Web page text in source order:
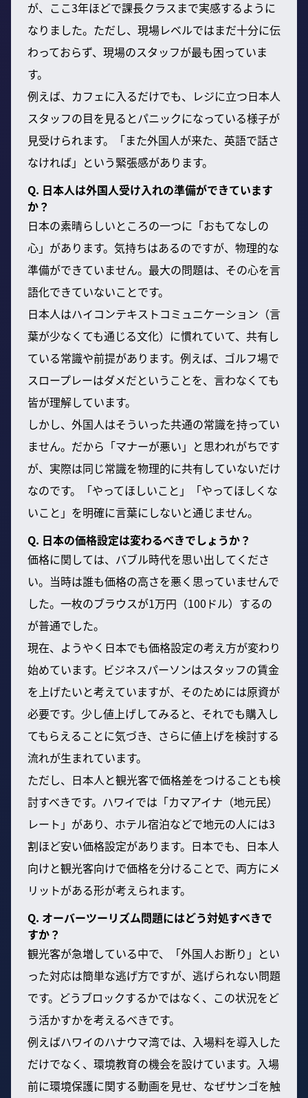
が、ここ3年ほどで課長クラスまで実感するように
なりました。ただし、現場レベルではまだ十分に伝
わっておらず、現場のスタッフが最も困っていま
す。
例えば、カフェに入るだけでも、レジに立つ日本人
スタッフの目を見るとパニックになっている様子が
見受けられます。「また外国人が来た、英語で話さ
なければ」という緊張感があります。
Q. 日本人は外国人受け入れの準備ができています
か？
日本の素晴らしいところの一つに「おもてなしの
心」があります。気持ちはあるのですが、物理的な
準備ができていません。最大の問題は、その心を言
語化できていないことです。
日本人はハイコンテキストコミュニケーション（言
葉が少なくても通じる文化）に慣れていて、共有し
ている常識や前提があります。例えば、ゴルフ場で
スロープレーはダメだということを、言わなくても
皆が理解しています。
しかし、外国人はそういった共通の常識を持ってい
ません。だから「マナーが悪い」と思われがちです
が、実際は同じ常識を物理的に共有していないだけ
なのです。「やってほしいこと」「やってほしくな
いこと」を明確に言葉にしないと通じません。
Q. 日本の価格設定は変わるべきでしょうか？
価格に関しては、バブル時代を思い出してくださ
い。当時は誰も価格の高さを悪く思っていませんで
した。一枚のブラウスが1万円（100ドル）するの
が普通でした。
現在、ようやく日本でも価格設定の考え方が変わり
始めています。ビジネスパーソンはスタッフの賃金
を上げたいと考えていますが、そのためには原資が
必要です。少し値上げしてみると、それでも購入し
てもらえることに気づき、さらに値上げを検討する
流れが生まれています。
ただし、日本人と観光客で価格差をつけることも検
討すべきです。ハワイでは「カマアイナ（地元民）
レート」があり、ホテル宿泊などで地元の人には3
割ほど安い価格設定があります。日本でも、日本人
向けと観光客向けで価格を分けることで、両方にメ
リットがある形が考えられます。
Q. オーバーツーリズム問題にはどう対処すべきで
すか？
観光客が急増している中で、「外国人お断り」とい
った対応は簡単な逃げ方ですが、逃げられない問題
です。どうブロックするかではなく、この状況をど
う活かすかを考えるべきです。
例えばハワイのハナウマ湾では、入場料を導入した
だけでなく、環境教育の機会を設けています。入場
前に環境保護に関する動画を見せ、なぜサンゴを触